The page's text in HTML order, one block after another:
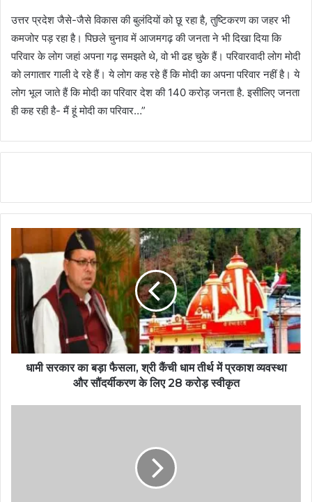
उत्तर प्रदेश जैसे-जैसे विकास की बुलंदियों को छू रहा है, तुष्टिकरण का जहर भी
कमजोर पड़ रहा है। पिछले चुनाव में आजमगढ़ की जनता ने भी दिखा दिया कि
परिवार के लोग जहां अपना गढ़ समझते थे, वो भी ढह चुके हैं। परिवारवादी लोग मोदी
को लगातार गाली दे रहे हैं। ये लोग कह रहे हैं कि मोदी का अपना परिवार नहीं है। ये
लोग भूल जाते हैं कि मोदी का परिवार देश की 140 करोड़ जनता है. इसीलिए जनता
ही कह रही है- मैं हूं मोदी का परिवार…”
धामी सरकार का बड़ा फैसला, श्री कैंची धाम तीर्थ में प्रकाश व्यवस्था
और सौंदर्यीकरण के लिए 28 करोड़ स्वीकृत